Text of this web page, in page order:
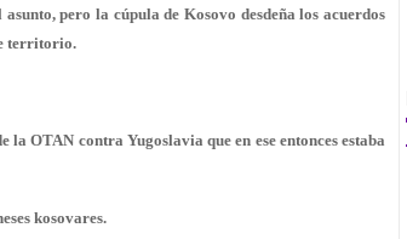
pero la cúpula de Kosovo desdeña los acuerdos
territorio.
OTAN contra Yugoslavia que en ese entonces estaba
kosovares.